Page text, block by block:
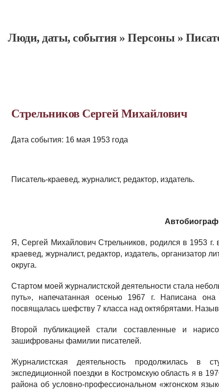
Люди, даты, cобытия»Персоны »
Стрельников Сергей Михайлович
Дата события: 16 мая 1953 года
Писатель-краевед, журналист, редактор, издатель.
Я, Сергей Михайлович Стрельников, родился в 1953 г.
краевед, журналист, редактор, издатель, организатор
округа.
Стартом моей журналистской деятельности стала
путь», напечатанная осенью 1967 г. Написана
посвящалась шефству 7 класса над октябрятами.
Второй публикацией стали составленные и
зашифрованы фамилии писателей.
Журналистская деятельность продолжилась в
экспедиционной поездки в Костромскую область я в
района об условно-профессиональном «жгонском